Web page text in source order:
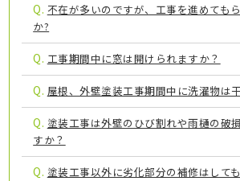
Q. 不在が多いのですが、工事を進めても
か?
Q. 工事期間中に窓は開けられますか？
Q. 屋根、外壁塗装工事期間中に洗濯物は
Q. 塗装工事は外壁のひび割れや雨樋の破
すか？
Q. 塗装工事以外に劣化部分の補修はして